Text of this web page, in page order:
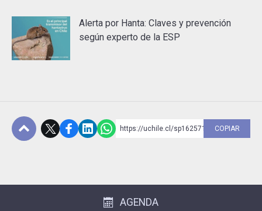
Alerta por Hanta: Claves y prevención
según experto de la ESP
https://uchile.cl/sp162571 COPIAR
AGENDA